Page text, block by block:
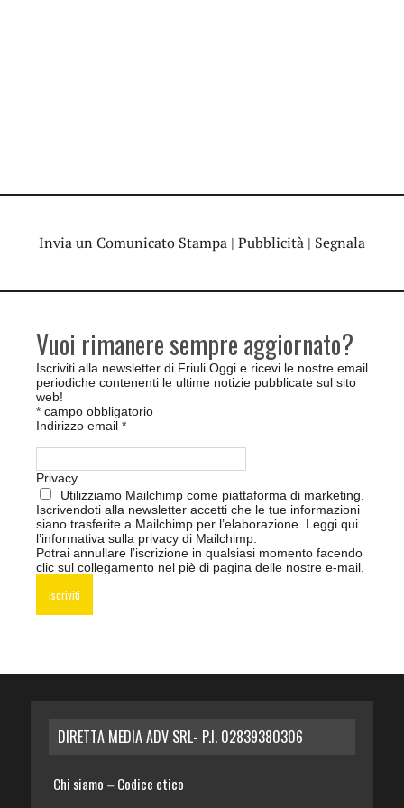
Invia un Comunicato Stampa | Pubblicità | Segnala
Vuoi rimanere sempre aggiornato?
Iscriviti alla newsletter di Friuli Oggi e ricevi le nostre email
periodiche contenenti le ultime notizie pubblicate sul sito
web!
* campo obbligatorio
Indirizzo email *
Privacy
Utilizziamo Mailchimp come piattaforma di marketing.
Iscrivendoti alla newsletter accetti che le tue informazioni
siano trasferite a Mailchimp per l’elaborazione. Leggi qui
l’informativa sulla privacy di Mailchimp.
Potrai annullare l’iscrizione in qualsiasi momento facendo
clic sul collegamento nel piè di pagina delle nostre e-mail.
DIRETTA MEDIA ADV SRL- P.I. 02839380306
Chi siamo – Codice etico